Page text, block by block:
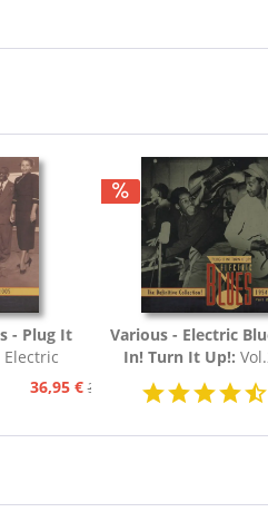
- Plug It
Electric
CD)36,95 € 39,95 €
Various - Electric
In! Turn It Up!:
Blues 1954 -